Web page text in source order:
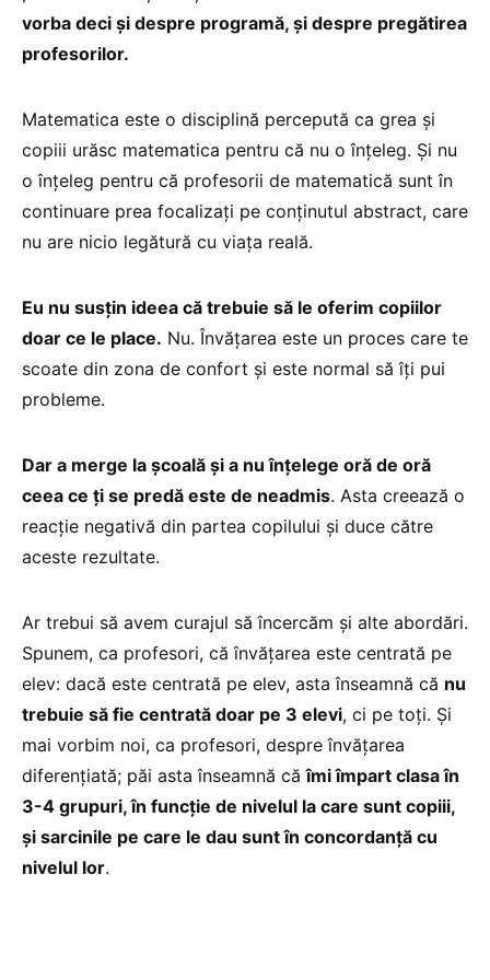
vorba deci și despre programă, și despre pregătirea
profesorilor.
Matematica este o disciplină percepută ca grea și
copiii urăsc matematica pentru că nu o înțeleg. Și nu
o înțeleg pentru că profesorii de matematică sunt în
continuare prea focalizați pe conținutul abstract, care
nu are nicio legătură cu viața reală.
Eu nu susțin ideea că trebuie să le oferim copiilor
doar ce le place. Nu. Învățarea este un proces care te
scoate din zona de confort și este normal să îți pui
probleme.
Dar a merge la școală și a nu înțelege oră de oră
ceea ce ți se predă este de neadmis. Asta creează o
reacție negativă din partea copilului și duce către
aceste rezultate.
Ar trebui să avem curajul să încercăm și alte abordări.
Spunem, ca profesori, că învățarea este centrată pe
elev: dacă este centrată pe elev, asta înseamnă că nu
trebuie să fie centrată doar pe 3 elevi, ci pe toți. Și
mai vorbim noi, ca profesori, despre învățarea
diferențiată; păi asta înseamnă căîmi împart clasa în
3-4 grupuri, în funcție de nivelul la care sunt copiii,
și sarcinile pe care le dau sunt în concordanță cu
nivelul lor.